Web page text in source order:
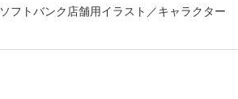
ソフトバンク店舗用イラスト／キャラクター